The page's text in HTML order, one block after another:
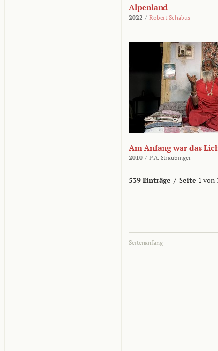
Alpenland
2022 / Robert Schabus
Am Anfang war das
2010 / P.A. Straubinger
539 Einträge / Seite 1 von
Seitenanfang